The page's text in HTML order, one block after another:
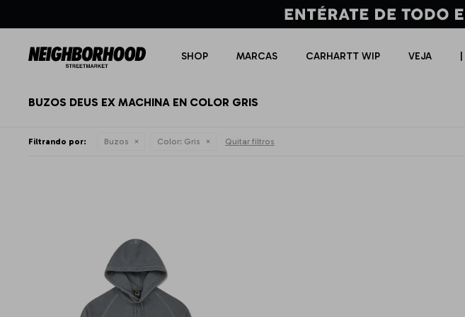
SHOP MARCAS CARHARTT WIP VEJA
BUZOS DEUS EX MACHINA EN COLOR GRIS
Filtrando por: Buzos Color: Gris Quitar filtros